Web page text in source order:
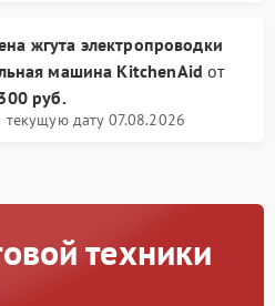
жгута электропроводки
машина KitchenAid от
руб.
текущую дату 07.08.2026
техники